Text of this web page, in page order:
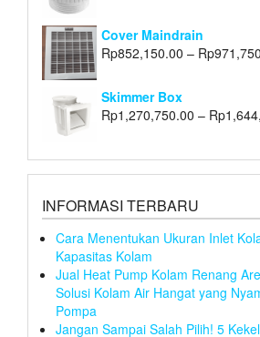
Cover Maindrain
Rp852,150.00 – Rp
Skimmer Box
Rp1,270,750.00 – Rp
INFORMASI TERBARU
Cara Menentukan Ukuran Inlet
Kapasitas Kolam
Jual Heat Pump Kolam Renang
Solusi Kolam Air Hangat yang
Pompa
Jangan Sampai Salah Pilih! 5